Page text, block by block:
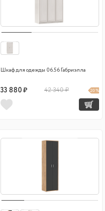
Шкаф для одежды 06.56 Габриэлла
33 880 ₽ 42 340 ₽ 20 %